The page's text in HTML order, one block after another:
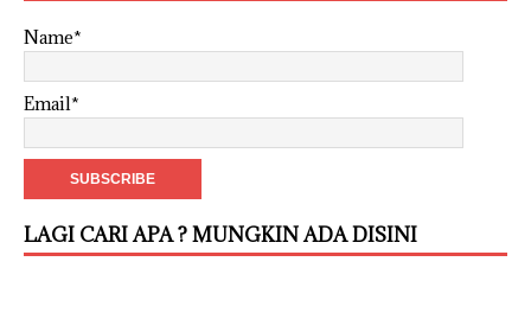
Name*
Email*
LAGI CARI APA ? MUNGKIN ADA DISINI